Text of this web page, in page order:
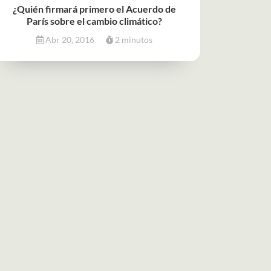
¿Quién firmará primero el Acuerdo de
París sobre el cambio climático?
Abr 20, 2016 2 minutos